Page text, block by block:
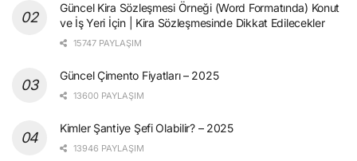
Güncel Kira Sözleşmesi Örneği (Word Formatında) Konut
ve İş Yeri İçin | Kira Sözleşmesinde Dikkat Edilecekler
15747 PAYLAŞIM
Güncel Çimento Fiyatları – 2025
13600 PAYLAŞIM
Kimler Şantiye Şefi Olabilir? – 2025
13946 PAYLAŞIM